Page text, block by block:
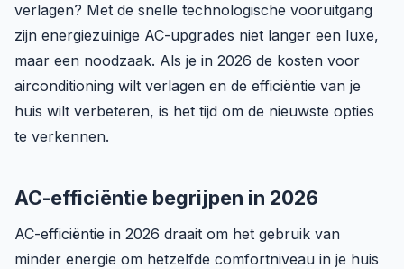
verlagen? Met de snelle technologische vooruitgang
zijn energiezuinige AC-upgrades niet langer een luxe,
maar een noodzaak. Als je in 2026 de kosten voor
airconditioning wilt verlagen en de efficiëntie van je
huis wilt verbeteren, is het tijd om de nieuwste opties
te verkennen.
AC-efficiëntie begrijpen in 2026
AC-efficiëntie in 2026 draait om het gebruik van
minder energie om hetzelfde comfortniveau in je huis